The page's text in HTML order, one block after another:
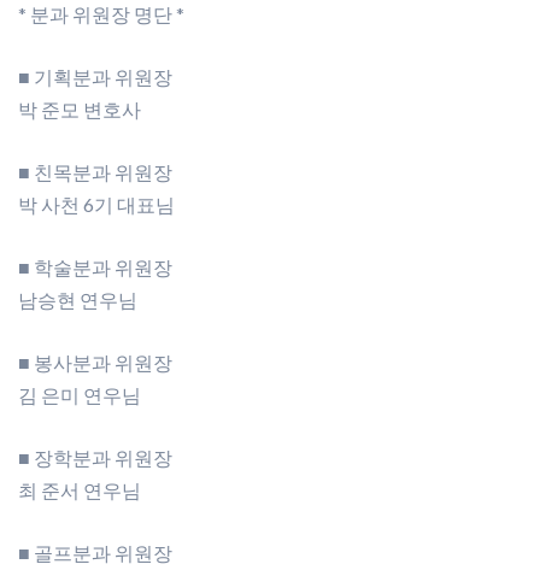
* 분과 위원장 명단 *
■ 기획분과 위원장
박 준모 변호사
■ 친목분과 위원장
박 사천 6기 대표님
■ 학술분과 위원장
남승현 연우님
■ 봉사분과 위원장
김 은미 연우님
■ 장학분과 위원장
최 준서 연우님
■ 골프분과 위원장